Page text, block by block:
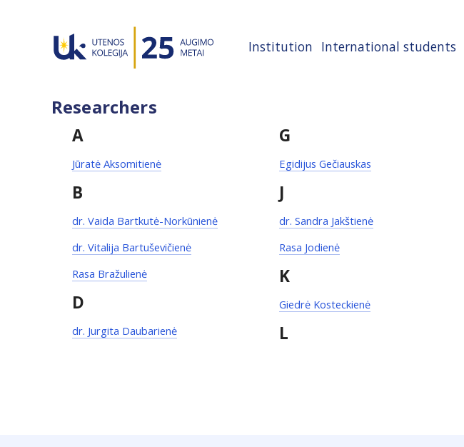
Institution International students
Researchers
A
Jūratė Aksomitienė
B
dr. Vaida Bartkutė-Norkūnienė
dr. Vitalija Bartuševičienė
Rasa Bražulienė
D
dr. Jurgita Daubarienė
G
Egidijus Gečiauskas
J
dr. Sandra Jakštienė
Rasa Jodienė
K
Giedrė Kosteckienė
L